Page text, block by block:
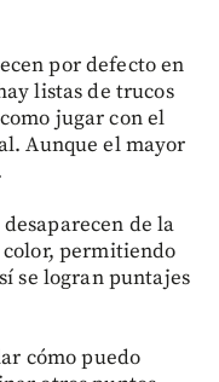
por defecto en
listas de trucos
jugar con el
Aunque el mayor
de la
color, permitiendo
se logran puntajes
cómo puedo